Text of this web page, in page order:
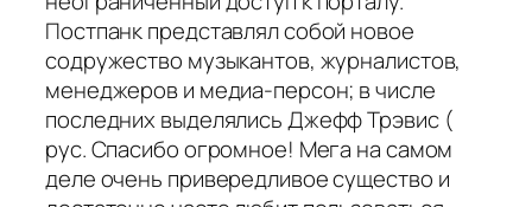
Постпанк представлял собой новое
содружество музыкантов, журналистов,
менеджеров и медиа-персон; в числе
последних выделялись Джефф Трэвис (
рус. Спасибо огромное! Мега на самом
деле очень привередливое существо и